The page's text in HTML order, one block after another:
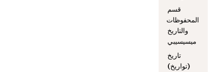
قسم
المحفوظات
والتاريخ
ميسيسيبي
تاريخ
(تواريخ)